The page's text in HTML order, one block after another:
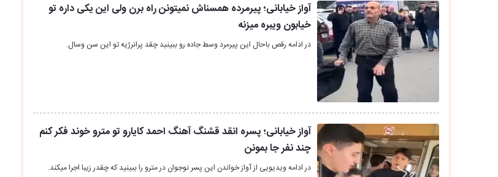
آواز خیابانی؛ پیرمرده همسناش نمیتونن راه برن ولی این یکی داره تو
خیابون ویبره میزنه
در ادامه رقص باحال این پیرمرد وسط جاده رو ببینید چقد پرانرژیه تو این سن وسال.
آواز خیابانی؛ پسره انقد قشنگ آهنگ احمد کایارو تو مترو خوند فکر کنم
چند نفر جا بمونن
در ادامه ویدیویی از آواز خواندن این پسر نوجوان در مترو را ببینید که چقدر زیبا اجرا میکند.